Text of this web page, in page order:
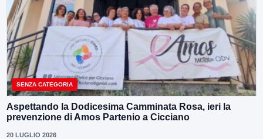
SENZA CATEGORIA
Aspettando la Dodicesima Camminata Rosa, ieri la
prevenzione di Amos Partenio a Cicciano
20 LUGLIO 2026